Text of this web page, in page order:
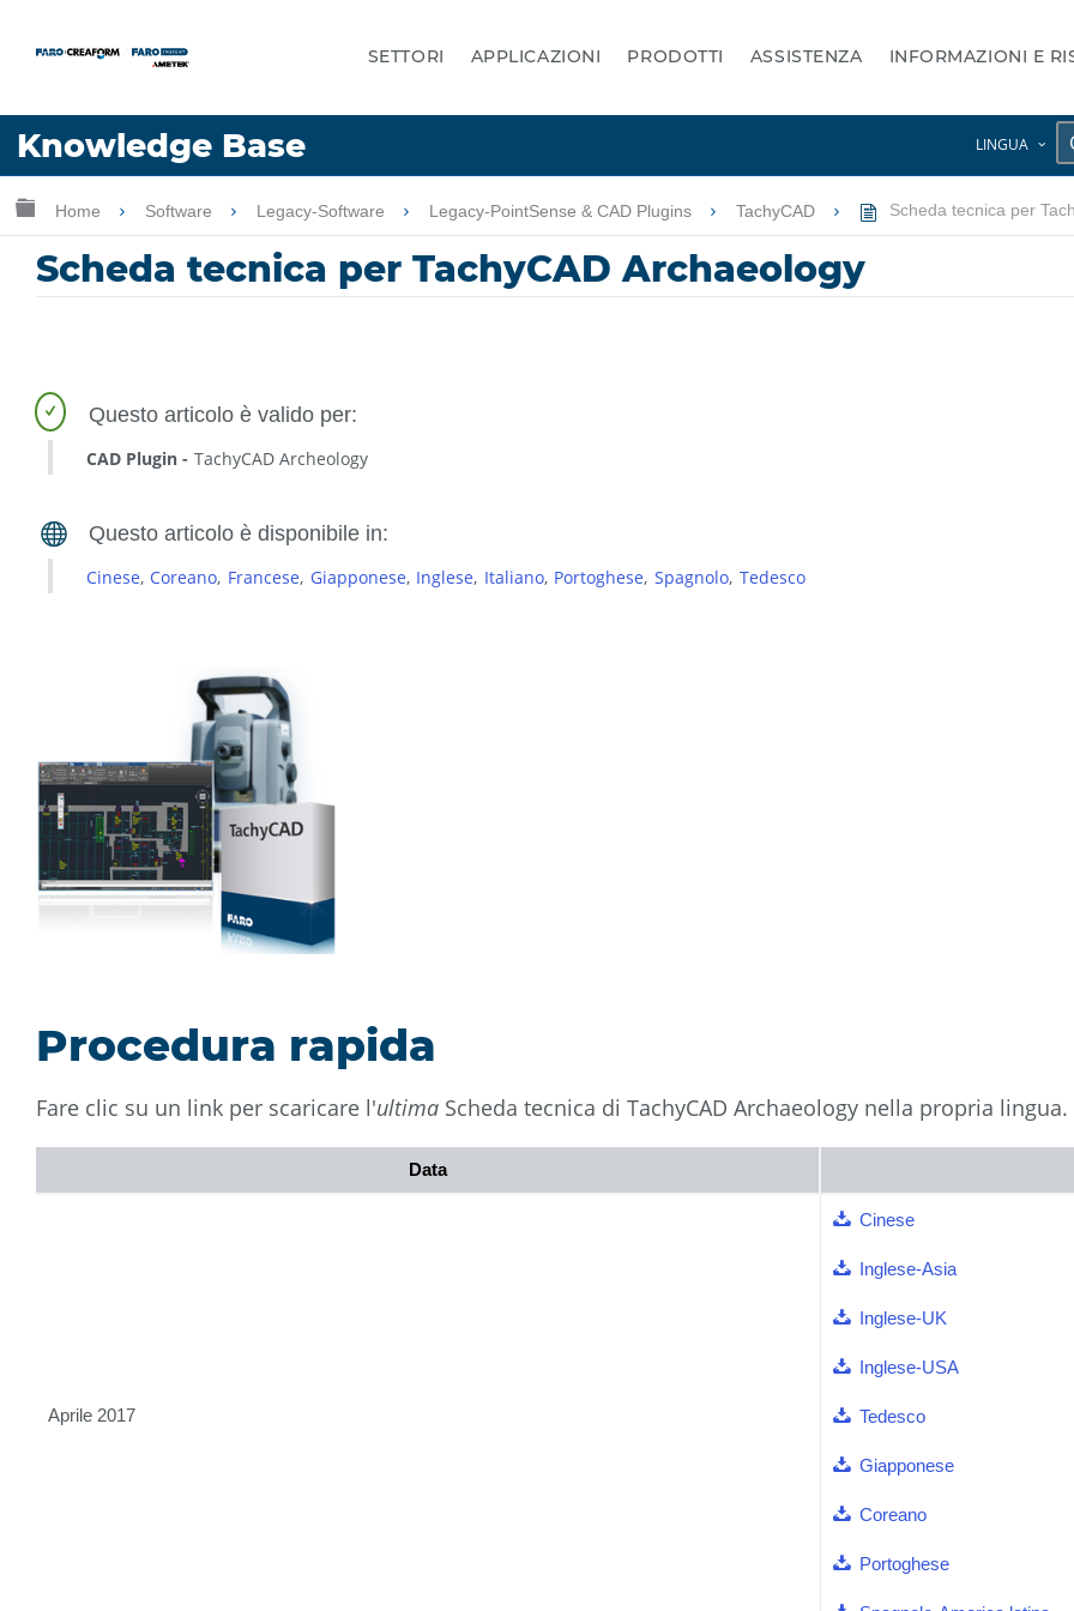
SETTORI APPLICAZIONI PRODOTTI ASSISTENZA INFORMAZIONI E
Knowledge Base LINGUA
Lingua
Ingrandisci/riduci gerarchia globale
Home Software Legacy-Software Legacy-PointSense & CAD Plugins TachyCAD Scheda tecnica per
Scheda tecnica per TachyCAD Archaeology
CAD Plugin TachyCAD Archeology
Cinese Coreano Francese Giapponese Inglese Italiano Portoghese Spagnolo Tedesco
Procedura rapida
Fare clic su un link per scaricare l'ultima Scheda tecnica di TachyCAD Archaeology nella propria lingua.
Data
Aprile 2017
Cinese
Inglese-Asia
Inglese-UK
Inglese-USA
Tedesco
Giapponese
Coreano
Portoghese